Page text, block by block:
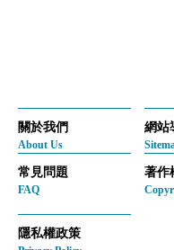
會關於我們
About Us
網站
常見問題
FAQ
著作
隱私權政策